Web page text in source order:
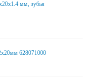
мм, зубья
628071000